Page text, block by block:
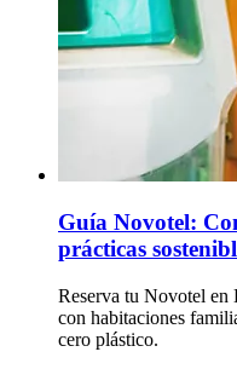
Guía Novotel:
prácticas
Reserva tu Novotel en
con habitaciones
cero plástico.